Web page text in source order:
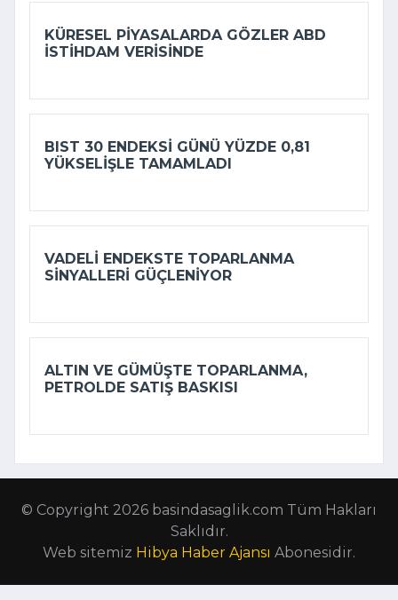
KÜRESEL PIYASALARDA GÖZLER ABD
ISTIHDAM VERISINDE
BIST 30 ENDEKSI GÜNÜ YÜZDE 0,81
YÜKSELIŞLE TAMAMLADI
VADELI ENDEKSTE TOPARLANMA
SINYALLERI GÜÇLENIYOR
ALTIN VE GÜMÜŞTE TOPARLANMA,
PETROLDE SATIŞ BASKISI
© Copyright 2026 basindasaglik.com Tüm Hakları
Saklıdır.
Web sitemiz Hibya Haber Ajansı Abonesidir.